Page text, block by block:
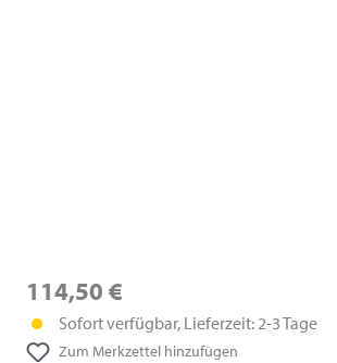
114,50 €
Sofort verfügbar, Lieferzeit: 2-3 Tage
Zum Merkzettel hinzufügen